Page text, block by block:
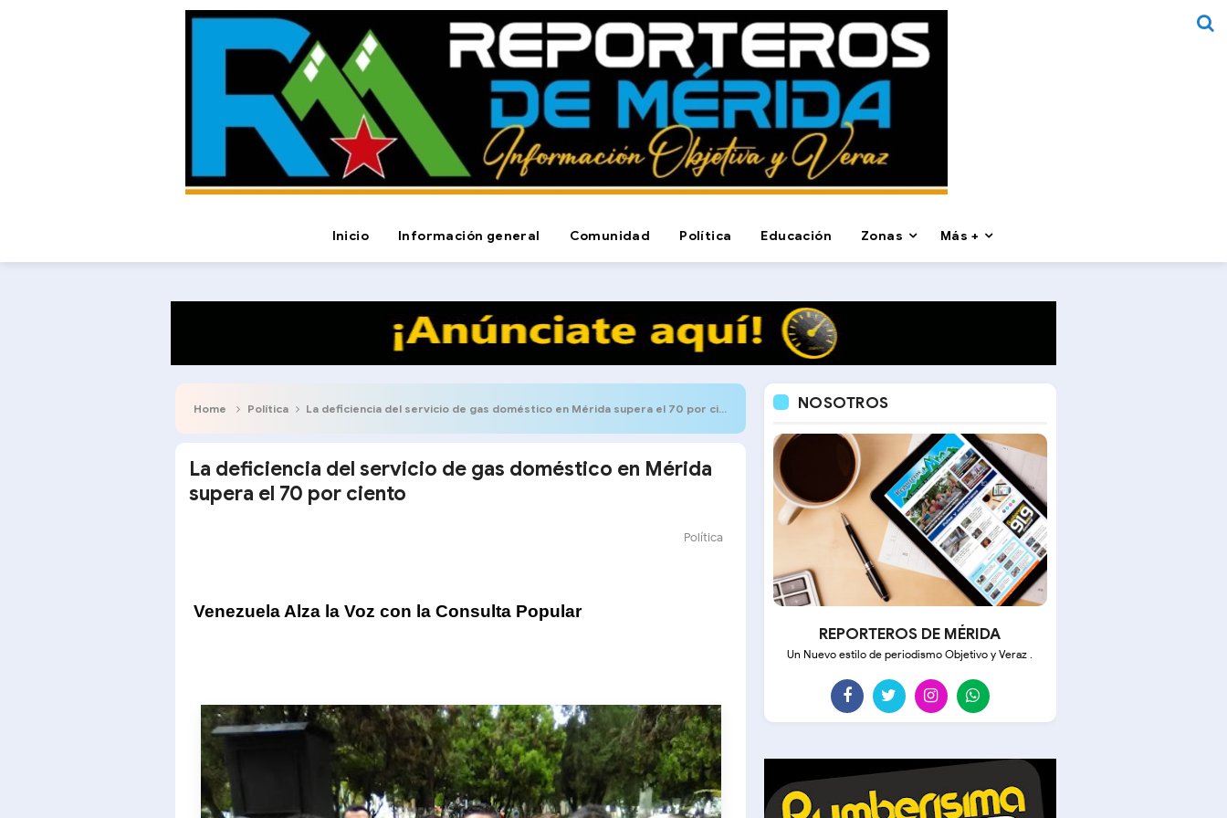
Inicio Información general Comunidad Política Educación Zonas Más +
Home Política La deficiencia del servicio de gas doméstico en Mérida supera el 70 por ciento
La deficiencia del servicio de gas doméstico en Mérida
supera el 70 por ciento
Política
Venezuela Alza la Voz con la Consulta Popular
NOSOTROS
REPORTEROS DE MÉRIDA
Un Nuevo estilo de periodismo Objetivo y Veraz .